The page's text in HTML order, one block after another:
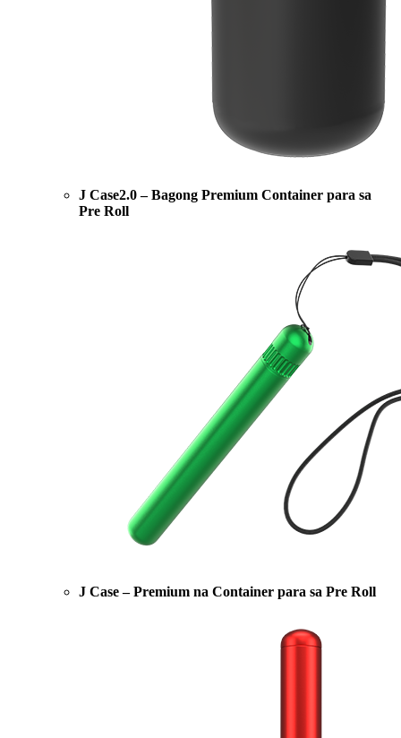
J Case2.0 – Bagong Premium Container para sa
Pre Roll
J Case – Premium na Container para sa Pre Roll